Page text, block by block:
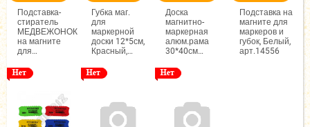
Подставка-
стиратель
МЕДВЕЖОНОК
на магните
для
губок,
Голубой,
Губка маг.
для
маркерной
доски 12*5см,
Красный,
Доска
магнитно-
маркерная
алюм.рама
30*40см
Подставка на
магните для
маркеров и
губок, Белый,
арт.14556